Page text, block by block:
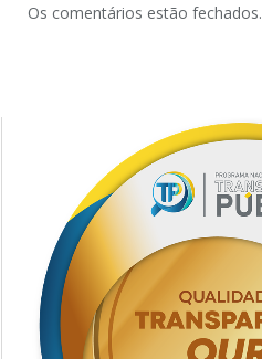
Os comentários estão fechados.